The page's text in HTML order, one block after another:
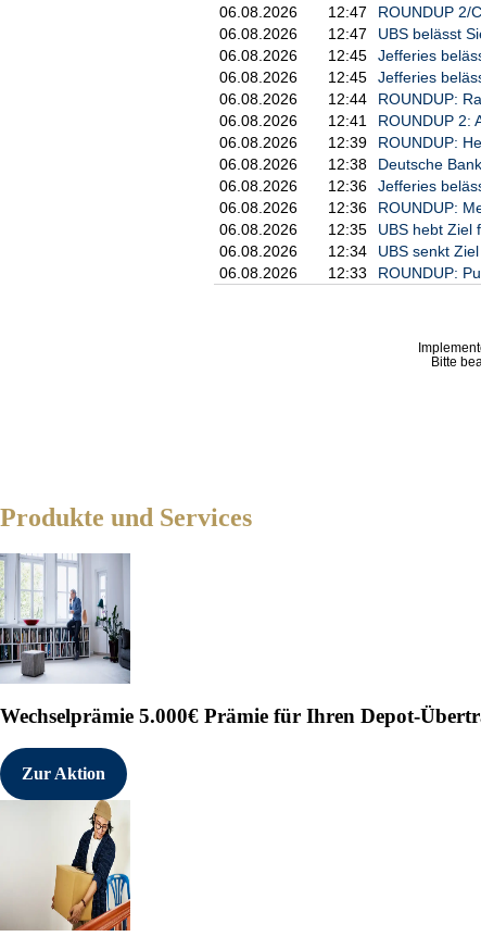
06.08.2026
12:47
ROUNDUP 2/
06.08.2026
12:47
UBS belässt
06.08.2026
12:45
Jefferies
06.08.2026
12:45
Jefferies
06.08.2026
12:44
ROUNDUP:
06.08.2026
12:41
ROUNDUP 2:
06.08.2026
12:39
ROUNDUP:
06.08.2026
12:38
Deutsche
06.08.2026
12:36
Jefferies
06.08.2026
12:36
ROUNDUP:
06.08.2026
12:35
UBS hebt Ziel
06.08.2026
12:34
UBS senkt
06.08.2026
12:33 ROUNDUP:
Bitte
Produkte und Services
Wechselprämie 5.000€ Prämie für Ihren Depot-
Zur Aktion